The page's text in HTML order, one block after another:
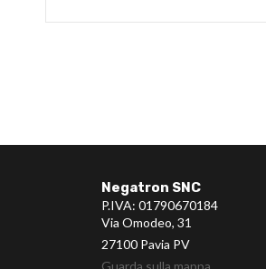
Negatron SNC
P.IVA: 01790670184
Via Omodeo, 31
27100 Pavia PV
Guarda sulla mappa